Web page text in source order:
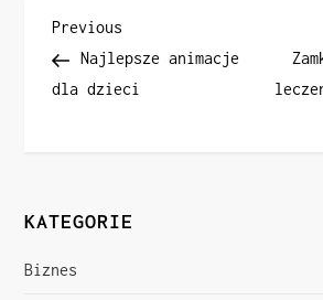
N
a
g
a
Previous
Post
Previous
Najlepsze animacje
dla dzieci
KATEGORIE
Biznes